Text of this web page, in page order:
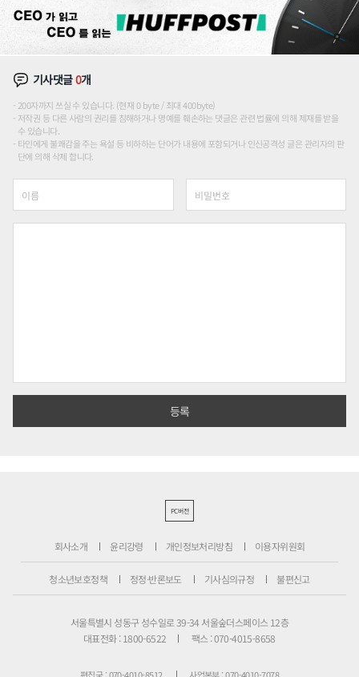
기사댓글0개
200자까지 쓰실 수 있습니다. (현재 0 byte / 최대 400byte)
저작권 등 다른 사람의 권리를 침해하거나 명예를 훼손하는 댓글은 관련 법률에 의해 제재를 받을
수 있습니다.
타인에게 불쾌감을 주는 욕설 등 비하하는 단어가 내용에 포함되거나 인신공격성 글은 관리자의 판
단에 의해 삭제 합니다.
PC버전
회사소개 윤리강령 개인정보처리방침 이용자위원회
청소년보호정책 정정·반론보도 기사심의규정 불편신고
서울특별시 성동구 성수일로 39-34 서울숲더스페이스 12층
대표전화 : 1800-6522
팩스 : 070-4015-8658